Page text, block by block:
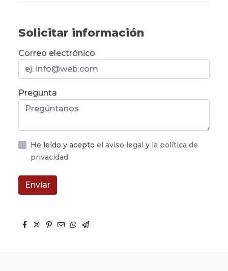
Solicitar información
Correo electrónico
Pregunta
He leído y acepto el aviso legal y la política de
privacidad
Enviar